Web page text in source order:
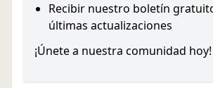
Recibir nuestro boletín
últimas actualizaciones
¡Únete a nuestra comunidad hoy!